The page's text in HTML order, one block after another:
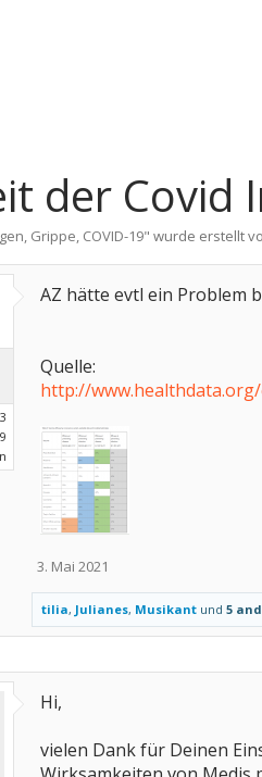
der
Grippe, COVID-19" wurde erstellt
AZ hätte evtl ein Problem
Quelle:
http://
3. Mai 2021
tilia, Julianes, Musikant und 5
Hi,
vielen Dank für Deinen